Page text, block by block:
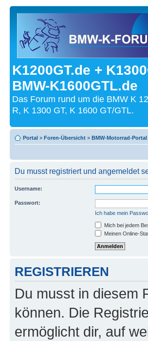
K1200GT.de +
BMW-K1600GTL.de
Das Forum rund um die BMW K
R, K 1300 GT, K 1600 GT/GTL.
Portal » Foren-Übersicht » BMW-Motorrad-Portal
Du musst registriert und angemeldet
Username:
Passwort:
Ich habe mein
Mich bei jedem
Meinen Online-
REGISTRIEREN
Du musst in diesem
können. Die
ermöglicht dir, auf